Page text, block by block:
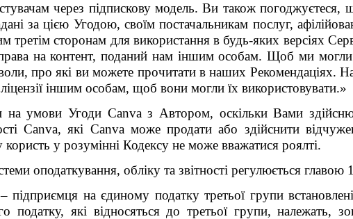
через підпискову модель. Ви також
за цією Угодою, своїм постачальникам послуг,
сторонам для використання в будь-яких версіях
права на контент, поданий нам іншим особам. Щоб ми
про які ви можете прочитати в наших Рекомендаціях.
іншим особам, щоб вони могли їх використовувати.»
на умови Угоди Canvaз Автором, оскільки Вами
Canva, які Canvaможе продати або здійснити
у розумінні Кодексу не може вважатися роялті.
оподаткування, обліку та звітності регулюється
підприємця на єдиному податку третьої групи
податку, які відносяться до третьої групи, належать,